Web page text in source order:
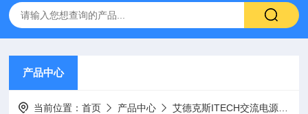
产品中心
当前位置：首页 产品中心 艾德克斯ITECH交流电源